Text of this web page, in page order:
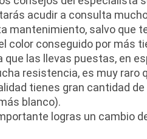
acudir a consulta
mantenimiento, salvo que
color conseguido por más
que las llevas puestas, en
resistencia, es muy raro
tienes gran cantidad
blanco).
logras un cambio